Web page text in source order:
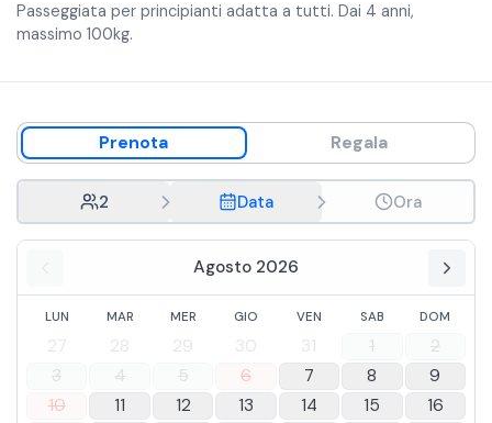
Passeggiata per principianti adatta a tutti. Dai 4 anni,
massimo 100kg.
Prenota Regala
2 Data Ora
Agosto 2026
LUN MAR MER GIO VEN SAB DOM
27 28 29 30 31 1
2
3
4 5 6 7 8
9
10
11 12 13 14 15
16